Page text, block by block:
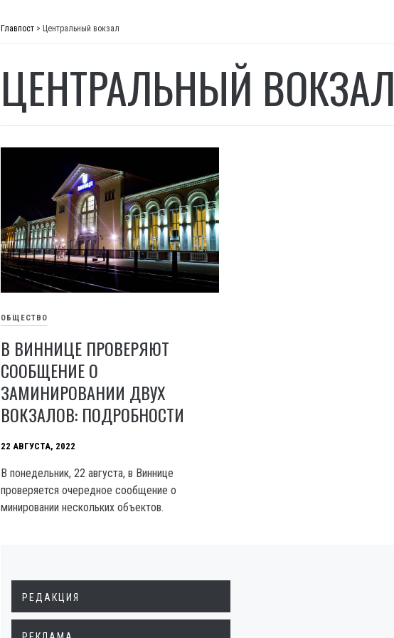
Главпост > Центральный вокзал
ЦЕНТРАЛЬНЫЙ ВОКЗАЛ
ОБЩЕСТВО
В ВИННИЦЕ ПРОВЕРЯЮТ
СООБЩЕНИЕ О
ЗАМИНИРОВАНИИ ДВУХ
ВОКЗАЛОВ: ПОДРОБНОСТИ
22 АВГУСТА, 2022
В понедельник, 22 августа, в Виннице
проверяется очередное сообщение о
минировании нескольких объектов.
РЕДАКЦИЯ